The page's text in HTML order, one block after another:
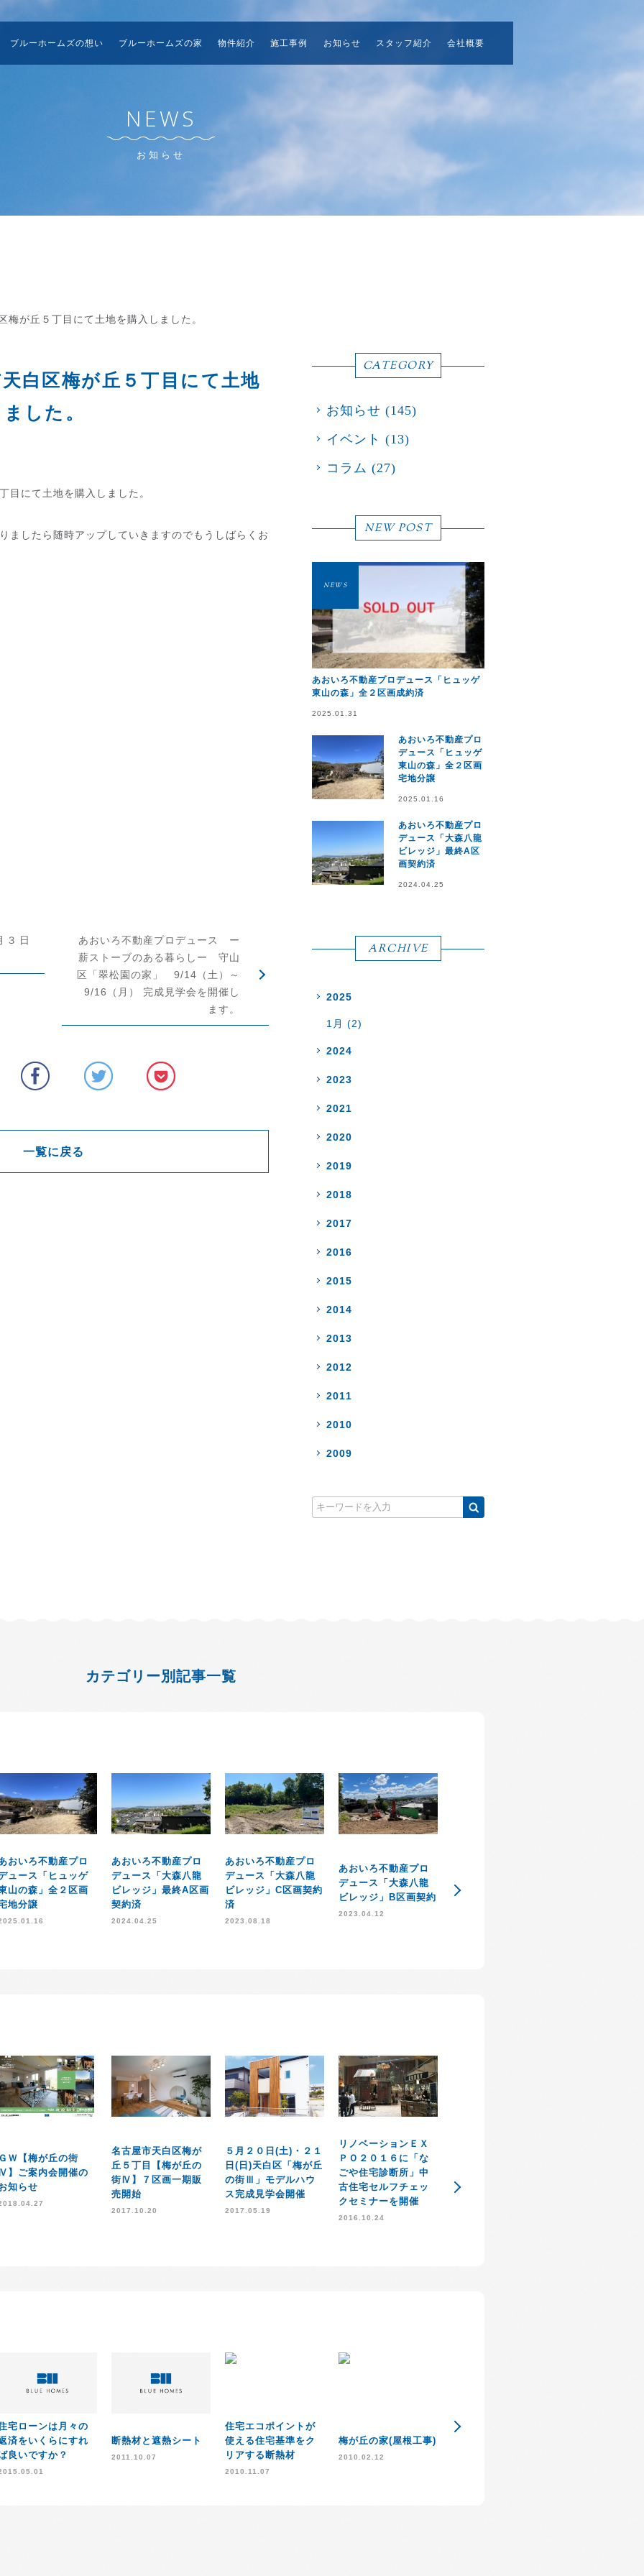
ブルーホームズの想い 施工事例
ブルーホームズの家 お知らせ スタッフ紹介 会社概要
物件紹介
NEWS
お知らせ
梅が丘５丁目にて土地を購入しました。
白区梅が丘５丁目にて土地
した。
目にて土地を購入しました。
ましたら随時アップしていきますのでもうしばらくお
３日
あおいろ不動産プロデュース ー
薪ストーブのある暮らしー 守山
区「翠松園の家」 9/14（土）～
9/16（月） 完成見学会を開催し
ます。
一覧に戻る
CATEGORY
お知らせ (145)
イベント (13)
コラム (27)
NEW POST
NEWS
あおいろ不動産プロデュース「ヒュッゲ
東山の森」全２区画成約済
2025.01.31
あおいろ不動産プロ
デュース「ヒュッゲ
東山の森」全２区画
宅地分譲
2025.01.16
あおいろ不動産プロ
デュース「大森八龍
ビレッジ」最終A区
画契約済
2024.04.25
ARCHIVE
2025
1月 (2)
2024
2023
2021
2020
2019
2018
2017
2016
2015
2014
2013
2012
2011
2010
2009
カテゴリー別記事一覧
おいろ不動産プロ
ュース「ヒュッゲ
山の森」全２区画
地分譲
あおいろ不動産プロ
デュース「大森八龍
ビレッジ」最終A区画
契約済
2024.04.25
あおいろ不動産プロ
デュース「大森八龍
ビレッジ」C区画契約
済
2023.08.18
あおいろ不動産プロ
デュース「大森八龍
ビレッジ」B区画契約
2023.04.12
「住知会」発足のお
知らせ
ＧＷ【梅が丘の街
】ご案内会開催の
知らせ
名古屋市天白区梅が
丘５丁目【梅が丘の
街Ⅳ】７区画一期販
売開始
2017.10.20
５月２０日(土)・２１
日(日)天白区「梅が丘
の街Ⅲ」モデルハウ
ス完成見学会開催
2017.05.19
リノベーションＥＸ
ＰＯ２０１６に「な
ごや住宅診断所」中
古住宅セルフチェッ
クセミナーを開催
2016.10.24
のお知らせ
宅ローンは月々の
済をいくらにすれ
良いですか？
断熱材と遮熱シート
2011.10.07
住宅エコポイントが
使える住宅基準をク
リアする断熱材
2010.11.07
梅が丘の家(屋根工事)
2010.02.12
住宅版エコポイント